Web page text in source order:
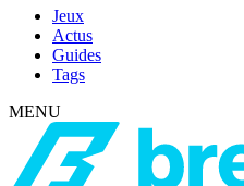
Jeux
Actus
Guides
Tags
MENU